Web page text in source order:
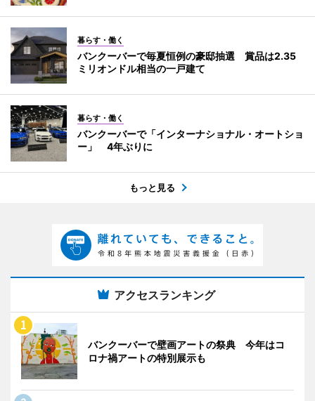
暮らす・働く
バンクーバーで毎夏恒例の豪邸抽選 賞品は2.35
ミリオンドル相当の一戸建て
暮らす・働く
バンクーバーで「インターナショナル・オートショ
ー」 4年ぶりに
もっと見る
アクセスランキング
バンクーバーで壁画アートの祭典 今年はコ
ロナ禍アートの特別展示も